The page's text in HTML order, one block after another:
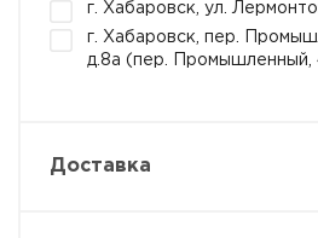
г. Хабаровск, ул.
г. Хабаровск, пер.
д.8а (пер. Промышленный,
Доставка